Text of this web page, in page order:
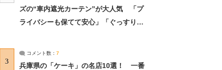
ズの“車内遮光カーテン”が大人気 「プ
ライバシーも保てて安心」「ぐっすり眠
3
コメント数： 7
兵庫県の「ケーキ」の名店10選！ 一番